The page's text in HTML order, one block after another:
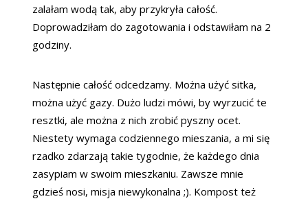
zalałam wodą tak, aby przykryła całość.
Doprowadziłam do zagotowania i odstawiłam na 2
godziny.
Następnie całość odcedzamy. Można użyć sitka,
można użyć gazy. Dużo ludzi mówi, by wyrzucić te
resztki, ale można z nich zrobić pyszny ocet.
Niestety wymaga codziennego mieszania, a mi się
rzadko zdarzają takie tygodnie, że każdego dnia
zasypiam w swoim mieszkaniu. Zawsze mnie
gdzieś nosi, misja niewykonalna ;). Kompost też